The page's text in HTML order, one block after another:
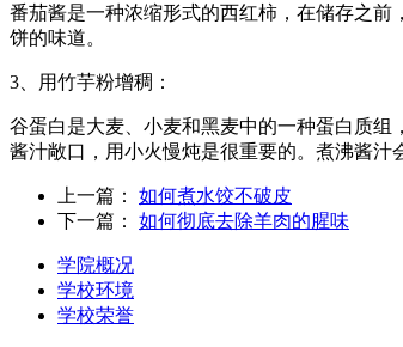
番茄酱是一种浓缩形式的西红柿，在储存之
饼的味道。
3、用竹芋粉增稠：
谷蛋白是大麦、小麦和黑麦中的一种蛋白质
酱汁敞口，用小火慢炖是很重要的。煮沸酱汁
上一篇： 如何煮水饺不破皮
下一篇： 如何彻底去除羊肉的腥味
学院概况
学校环境
学校荣誉